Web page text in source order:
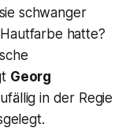
schwanger
hatte?
Georg
in der Regie